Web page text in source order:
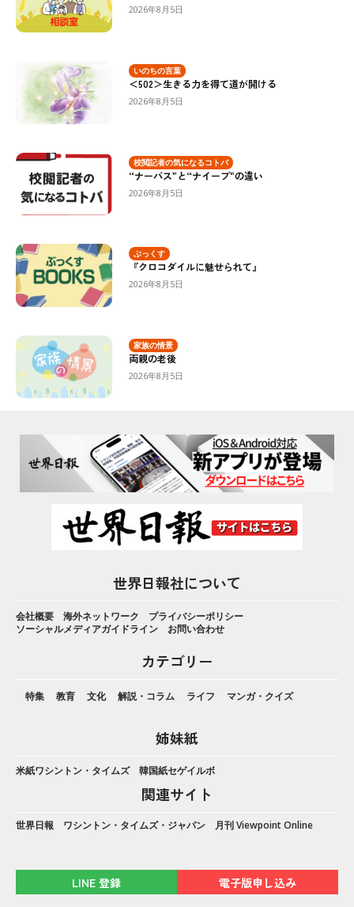
2026年8月5日
いのちの言葉
＜502＞生きる力を得て道が開ける
2026年8月5日
校閲記者の気になるコトバ
“ナーバス”と“ナイーブ”の違い
2026年8月5日
ぶっくす
『クロコダイルに魅せられて』
2026年8月5日
家族の情景
両親の老後
2026年8月5日
世界日報社について
会社概要 海外ネットワーク
プライバシーポリシー
ソーシャルメディアガイドライン
お問い合わせ
カテゴリー
特集 教育 文化 解説・コラム ライフ マンガ・クイズ
姉妹紙
米紙ワシントン・タイムズ 韓国紙セゲイルボ
関連サイト
世界日報 ワシントン・タイムズ・ジャパン 月刊 Viewpoint Online
LINE 登録 電子版申し込み